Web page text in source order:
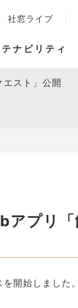
社窓ライブ
ナビリティ
スト」公開
アプリ「
開始しました。